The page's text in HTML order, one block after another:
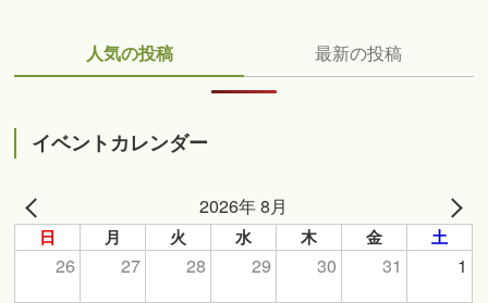
人気の投稿 最新の投稿
イベントカレンダー
2026年 8月
日 月 火 水 木 金 土
26 27 28 29 30 31
1